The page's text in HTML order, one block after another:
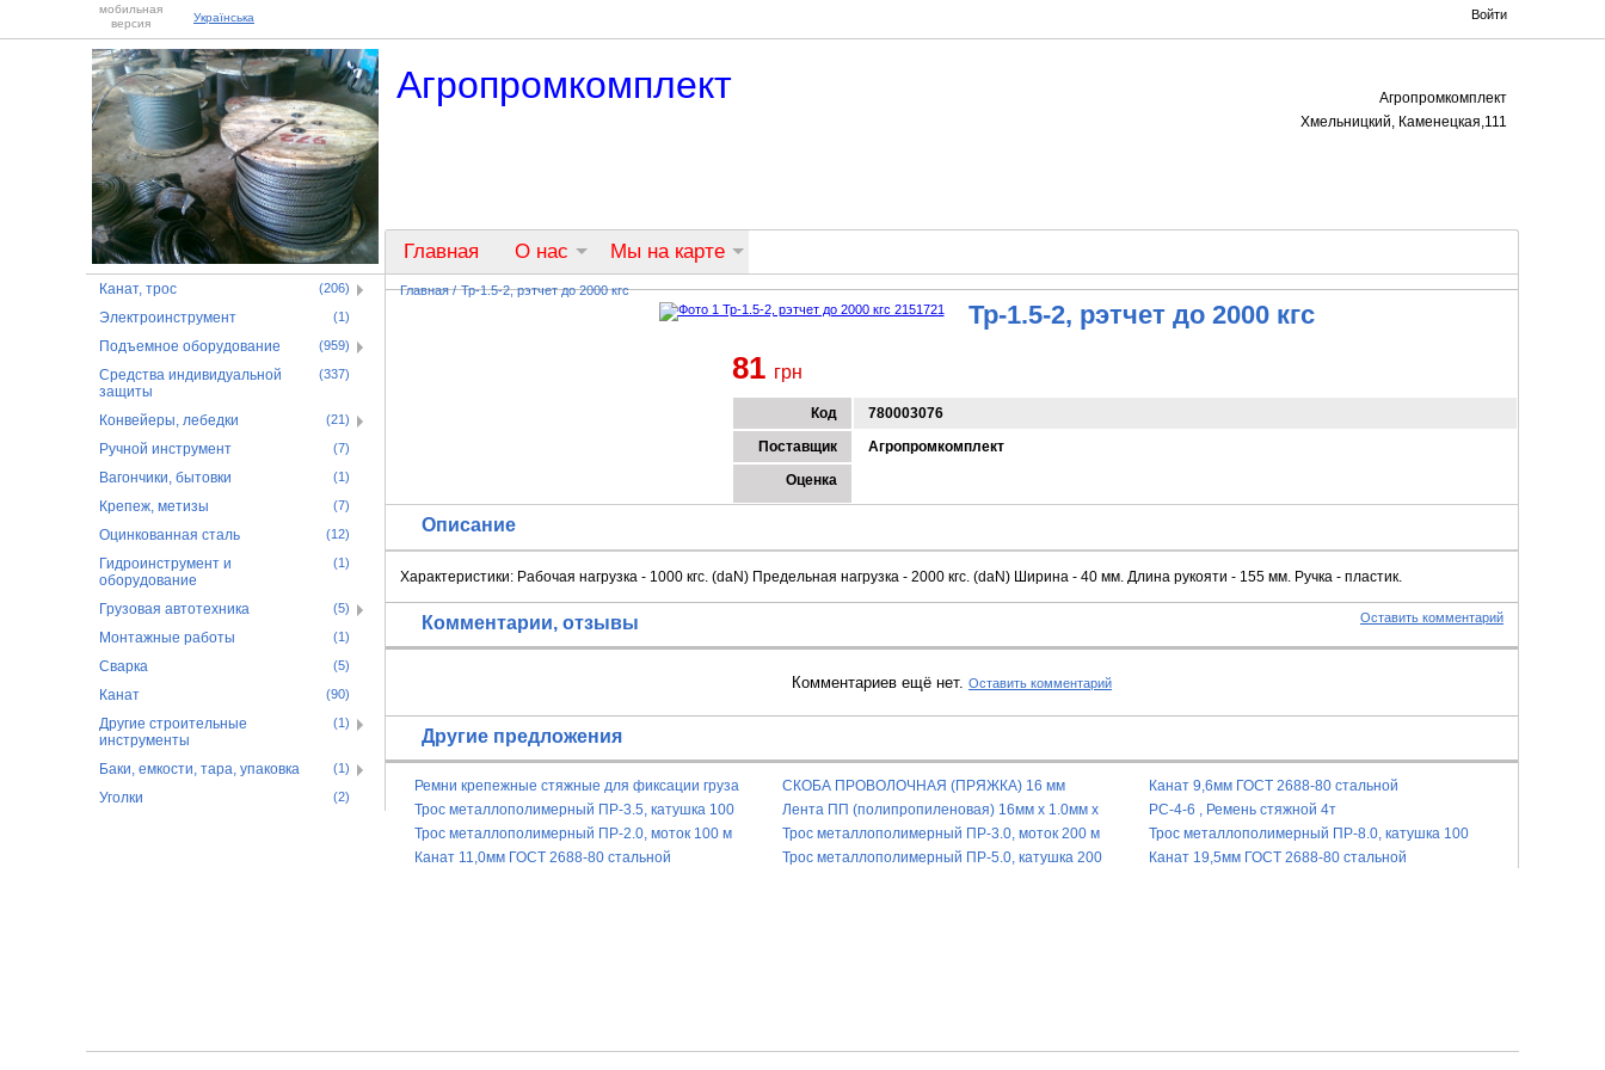
мобильная
версия
Українська Войти
Агропромкомплект
Главная О нас Мы на карте
Агропромкомплект
Хмельницкий, Каменецкая,111
Главная/ Тр-1.5-2, рэтчет до 2000 кгс
Тр-1.5-2, рэтчет до 2000 кгс
81 грн
Код
780003076
Поставщик
Агропромкомплект
Оценка
Описание
Характеристики: Рабочая нагрузка - 1000 кгс. (daN) Предельная нагрузка - 2000 кгс. (daN) Ширина - 40 мм. Длина рукояти - 155 мм. Ручка - пластик.
Оставить комментарий
Комментарии, отзывы
Комментариев ещё нет. Оставить комментарий
Другие предложения
Ремни крепежные стяжные для фиксации груза
(рэтчеты)
СКОБА ПРОВОЛОЧНАЯ (ПРЯЖКА) 16 мм
Канат 9,6мм ГОСТ 2688-80 стальной
Трос металлополимерный ПР-3.5, катушка 100
м
Лента ПП (полипропиленовая) 16мм х 1.0мм х
1300м
РС-4-6 , Ремень стяжной 4т
Трос металлополимерный ПР-2.0, моток 100 м
Трос металлополимерный ПР-3.0, моток 200 м
Трос металлополимерный ПР-8.0, катушка 100
м
Канат 11,0мм ГОСТ 2688-80 стальной
Трос металлополимерный ПР-5.0, катушка 200
Канат 19,5мм ГОСТ 2688-80 стальной
(206)
Канат, трос
(1)
Электроинструмент
(959)
Подъемное оборудование
(337)
Средства индивидуальной
защиты
(21)
Конвейеры, лебедки
(7)
Ручной инструмент
(1)
Вагончики, бытовки
(7)
Крепеж, метизы
(12)
Оцинкованная сталь
(1)
Гидроинструмент и
оборудование
(5)
Грузовая автотехника
(1)
Монтажные работы
(5)
Сварка
(90)
Канат
(1)
Другие строительные
инструменты
(1)
Баки, емкости, тара, упаковка
(2)
Уголки